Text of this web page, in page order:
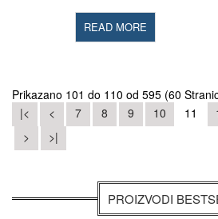
READ MORE
Prikazano 101 do 110 od 595 (60
|<
< 7 8 9 10 11
>
>|
PROIZVODI